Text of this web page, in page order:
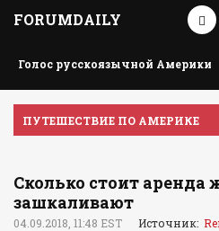
FORUMDAILY
Голос русскоязычной Америки
ПУТЕШЕСТВИЕ ПО АМЕРИКЕ
Сколько стоит
зашкаливают
04.09.2018, 11:48 EST Источник: